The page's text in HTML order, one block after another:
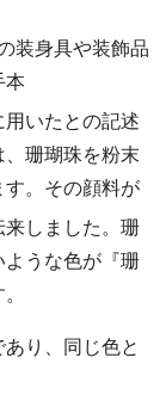
装身具や装飾品
本
いたとの記述
珊瑚珠を粉末
。その顔料が
しました。珊
うな色が『珊
り、同じ色と